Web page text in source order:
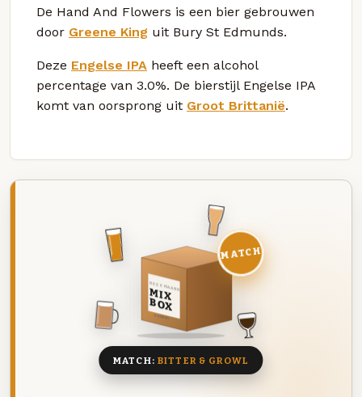
De Hand And Flowers is een bier gebrouwen
door Greene King uit Bury St Edmunds.
Deze Engelse IPA heeft een alcohol
percentage van 3.0%. De bierstijl Engelse IPA
komt van oorsprong uit Groot Brittanië.
DEZE MAAND
MIX
BOX
8 BIEREN
MATCH
MATCH: BITTER & GROWL